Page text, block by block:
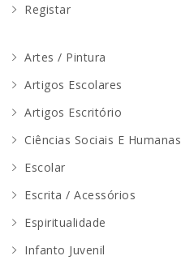
Registar
Artes / Pintura
Artigos Escolares
Artigos Escritório
Ciências Sociais E Humanas
Escolar
Escrita / Acessórios
Espiritualidade
Infanto Juvenil